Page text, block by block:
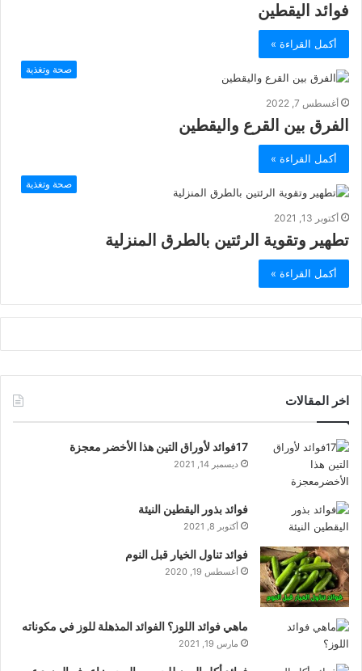
فوائد اليقطين
أكمل القراءة »
صحة وتغذية
أغسطس 7, 2022
الفرق بين القرع واليقطين
أكمل القراءة »
صحة وتغذية
أكتوبر 13, 2021
تطهير وتقوية الرئتين بالطرق المنزلية
أكمل القراءة »
اخر المقالات
17فوائد لأوراق التين هذا الأخضر معجزة
ديسمبر 14, 2021
فوائد بذور اليقطين النيئة
أكتوبر 8, 2021
فوائد تناول الخيار قبل النوم
أغسطس 19, 2020
ماهي فوائد اللوز؟ الفوائد المذهلة للوز في مكوناته
مارس 19, 2021